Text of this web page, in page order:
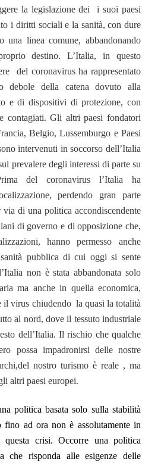
la legislazione dei i suoi paesi
i diritti sociali e la sanità, con dure
una linea comune, abbandonando
destino. L’Italia, in questo
del coronavirus ha rappresentato
debole della catena dovuto alla
e di dispositivi di protezione, con
contagiati. Gli altri paesi fondatori
Belgio, Lussemburgo e Paesi
intervenuti in soccorso dell’Italia
prevalere degli interessi di parte su
del coronavirus l’Italia ha
perdendo gran parte
di una politica accondiscendente
di governo e di opposizione che,
hanno permesso anche
pubblica di cui oggi si sente
non è stata abbandonata solo
ma anche in quella economica,
il virus chiudendo la quasi la totalità
al nord, dove il tessuto industriale
dell’Italia. Il rischio che qualche
possa impadronirsi delle nostre
nostro turismo è reale , ma
altri paesi europei.
politica basata solo sulla stabilità
fino ad ora non è assolutamente in
questa crisi. Occorre una politica
che risponda alle esigenze delle